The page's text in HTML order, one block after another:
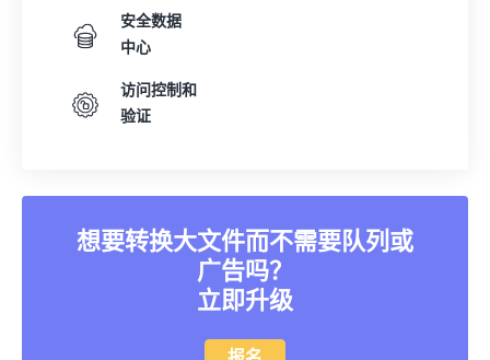
安全数据
中心
访问控制和
验证
想要转换大文件而不需要队列或
广告吗？
立即升级